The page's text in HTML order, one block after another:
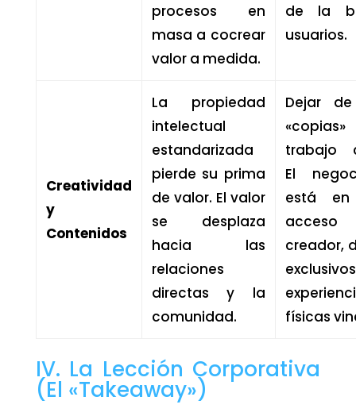
procesos en
masa a cocrear
valor a medida.
de la
usuarios.
Creatividad
y
Contenidos
La propiedad
intelectual
estandarizada
pierde su prima
de valor. El valor
se desplaza
hacia las
relaciones
directas y la
comunidad.
Dejar
trabajo
El
está en
creador,
físicas
IV. La Lección Corporativa
(El «Takeaway»)